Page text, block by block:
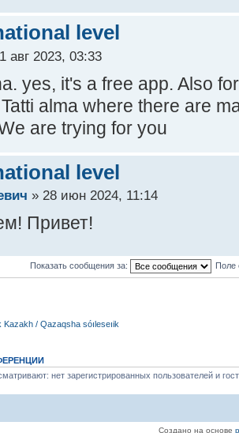
level
авг 2023, 03:33
yes, it's a free app. Also
alma where there are
are trying for you
level
» 28 июн 2024, 11:14
Привет!
Показать сообщения за: Поле
/ Qazaqsha sóıleseıik
нет зарегистрированных пользователей и
Создано на основе